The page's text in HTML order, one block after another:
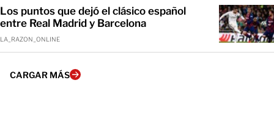
Los puntos que dejó el clásico español
entre Real Madrid y Barcelona
LA_RAZON_ONLINE
CARGAR MÁS